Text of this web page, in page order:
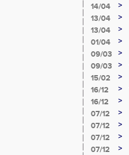
14/04
>
13/04
>
13/04
>
01/04
>
09/03
>
09/03
>
15/02
>
16/12
>
16/12
>
07/12
>
07/12
>
07/12
>
07/12
>